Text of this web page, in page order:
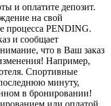
и оплатите депозит.
на свой
процесса PENDING.
и сообщает
что в Ваш заказ
Например,
Спортивные
минуту,
в бронировании!